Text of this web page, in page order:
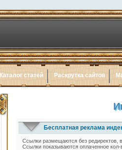
Каталог статей Раскрутка сайтов
Бесплатная реклама
Ссылки размещаются без
Ссылки показываются оплаченное